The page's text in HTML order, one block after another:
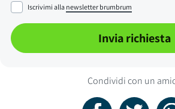
Iscrivimi alla newsletter brumbrum
Invia richiesta
Condividi con un